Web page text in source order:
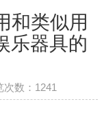
和类似用
乐器具的
数： 1241